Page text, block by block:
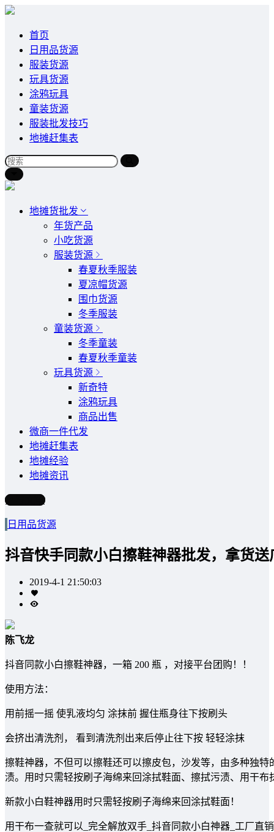
首页
日用品货源
服装货源
玩具货源
涂鸦玩具
童装货源
服装批发技巧
地摊赶集表
地摊货批发
年货产品
小吃货源
服装货源
春夏秋季服装
夏凉帽货源
围巾货源
冬季服装
童装货源
冬季童装
春夏秋季童装
玩具货源
新奇特
涂鸦玩具
商品出售
微商一件代发
地摊赶集表
地摊经验
地摊资讯
写文章
日用品货源
抖音快手同款小白擦鞋神器批发，拿货送
2019-4-1 21:50:03
陈飞龙
抖音同款小白擦鞋神器，一箱 200 瓶 ，对接平台团购！！
使用方法：
用前摇一摇 使乳液均匀 涂抹前 握住瓶身往下按刷头
会挤出清洗剂， 看到清洗剂出来后停止往下按 轻轻涂抹
擦鞋神器，不但可以擦鞋还可以擦皮包，沙发等，由多种独
渍。用时只需轻按刷子海绵来回涂拭鞋面、擦拭污渍、用干布
新款小白鞋神器用时只需轻按刷子海绵来回涂拭鞋面！
用干布一查就可以_完全解放双手_抖音同款小白神器_工厂直销